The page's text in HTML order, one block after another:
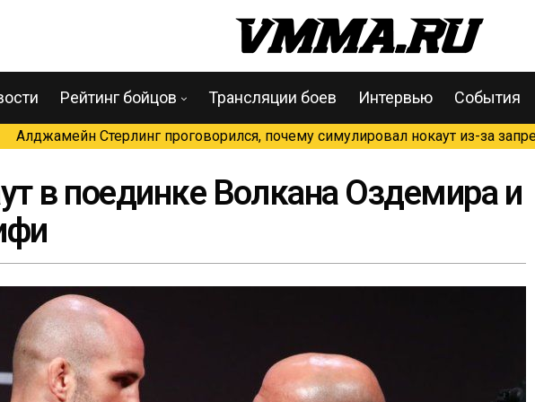
Рейтинг бойцов Трансляции боев Интервью События
Алджамейн Стерлинг проговорился, почему симулировал нокаут из-за
в поединке Волкана Оздемира и